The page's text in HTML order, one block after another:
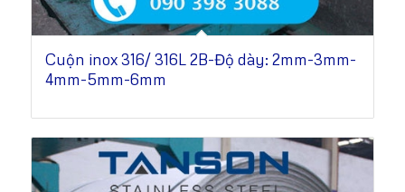
Cuộn inox 316/ 316L 2B-Độ dày: 2mm-3mm-
4mm-5mm-6mm